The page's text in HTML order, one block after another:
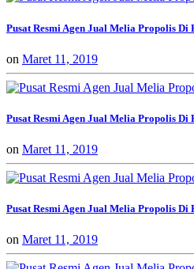
Pusat Resmi Agen Jual Melia Propolis
on Maret 11, 2019
Pusat Resmi Agen Jual Melia Propolis Di
on Maret 11, 2019
Pusat Resmi Agen Jual Melia Propolis Di
on Maret 11, 2019